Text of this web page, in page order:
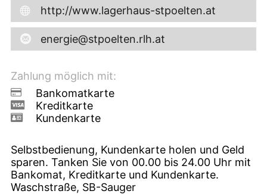
http://www.lagerhaus-stpoelten.at
energie@stpoelten.rlh.at
Zahlung möglich mit:
Bankomatkarte
Kreditkarte
Kundenkarte
Selbstbedienung, Kundenkarte holen und Geld
sparen. Tanken Sie von 00.00 bis 24.00 Uhr mit
Bankomat, Kreditkarte und Kundenkarte.
Waschstraße, SB-Sauger